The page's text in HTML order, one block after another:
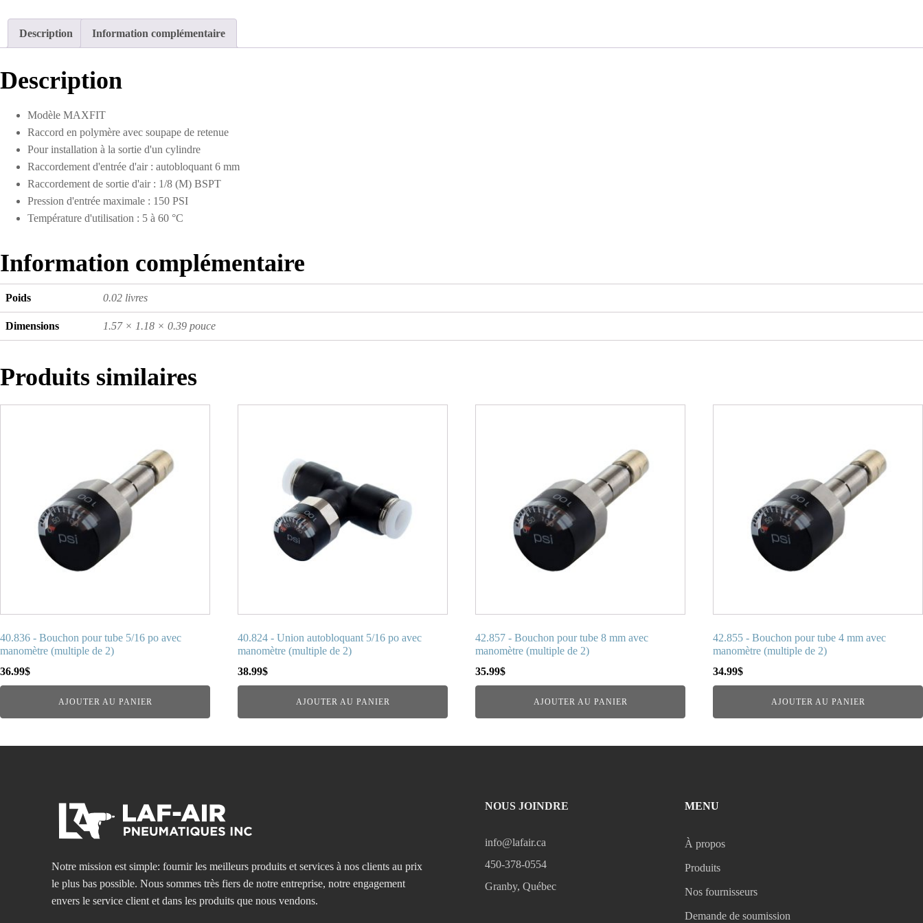
Description Information complémentaire
Description
Modèle MAXFIT
Raccord en polymère avec soupape de retenue
Pour installation à la sortie d'un cylindre
Raccordement d'entrée d'air : autobloquant 6 mm
Raccordement de sortie d'air : 1/8 (M) BSPT
Pression d'entrée maximale : 150 PSI
Température d'utilisation : 5 à 60 °C
Information complémentaire
Poids 0.02 livres
Dimensions 1.57 × 1.18 × 0.39 pouce
Produits similaires
40.836 - Bouchon pour tube 5/16 po avec
manomètre (multiple de 2)
36.99$
AJOUTER AU PANIER
40.824 - Union autobloquant 5/16 po avec
manomètre (multiple de 2)
38.99$
AJOUTER AU PANIER
42.857 - Bouchon pour tube 8 mm avec
manomètre (multiple de 2)
35.99$
AJOUTER AU PANIER
42.855 - Bouchon pour tube 4 mm avec
manomètre (multiple de 2)
34.99$
AJOUTER AU PANIER
Notre mission est simple: fournir les meilleurs produits et services à nos clients au prix
le plus bas possible. Nous sommes très fiers de notre entreprise, notre engagement
envers le service client et dans les produits que nous vendons.
NOUS JOINDRE
info@lafair.ca
450-378-0554
Granby, Québec
MENU
À propos
Produits
Nos fournisseurs
Demande de soumission